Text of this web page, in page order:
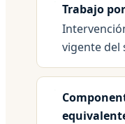
Trabajo
vigente del